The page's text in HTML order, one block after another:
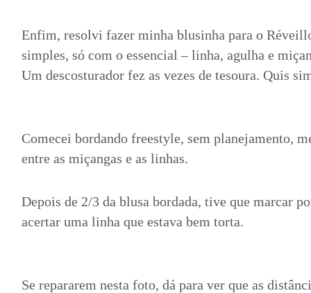
Enfim, resolvi fazer minha blusinha para o
simples, só com o essencial – linha, agulha e
Um descosturador fez as vezes de tesoura. Quis
Comecei bordando freestyle, sem planejamento,
entre as miçangas e as linhas.
Depois de 2/3 da blusa bordada, tive que marcar
acertar uma linha que estava bem torta.
Se repararem nesta foto, dá para ver que as